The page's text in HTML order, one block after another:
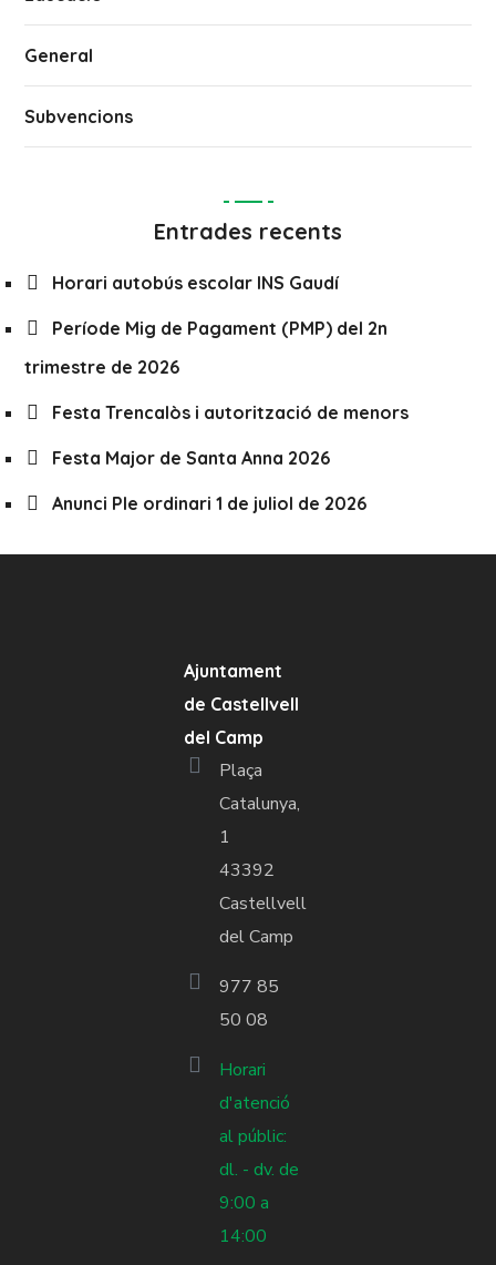
General
Subvencions
Entrades recents
Horari autobús escolar INS Gaudí
Període Mig de Pagament (PMP) del 2n
trimestre de 2026
Festa Trencalòs i autorització de menors
Festa Major de Santa Anna 2026
Anunci Ple ordinari 1 de juliol de 2026
Ajuntament
de Castellvell
del Camp
Plaça
Catalunya,
1
43392
Castellvell
del Camp
977 85
50 08
Horari
d'atenció
al públic:
dl. - dv. de
9:00 a
14:00